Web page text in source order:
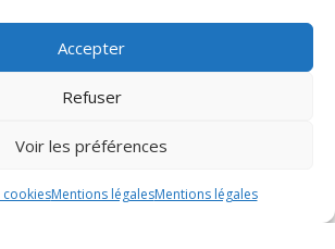
Accepter
Refuser
Voir les préférences
Mentions légalesMentions légales